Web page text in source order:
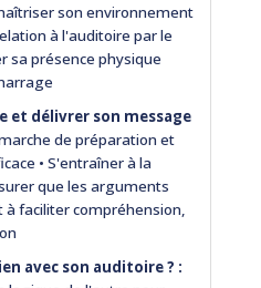
son environnement
à l'auditoire par le
sa présence physique
et délivrer son message
de préparation et
• S'entraîner à la
que les arguments
faciliter compréhension,
avec son auditoire ? :